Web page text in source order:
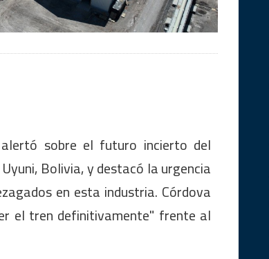
sobre el futuro incierto del
Bolivia, y destacó la urgencia
en esta industria. Córdova
el tren definitivamente" frente al